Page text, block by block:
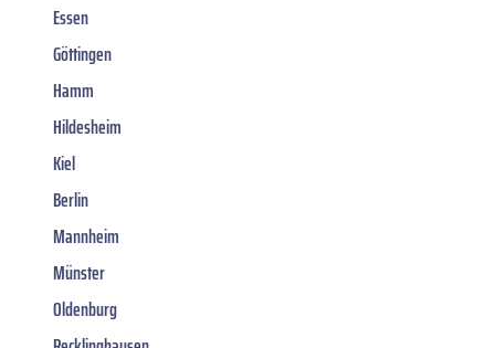
Essen
Göttingen
Hamm
Hildesheim
Kiel
Berlin
Mannheim
Münster
Oldenburg